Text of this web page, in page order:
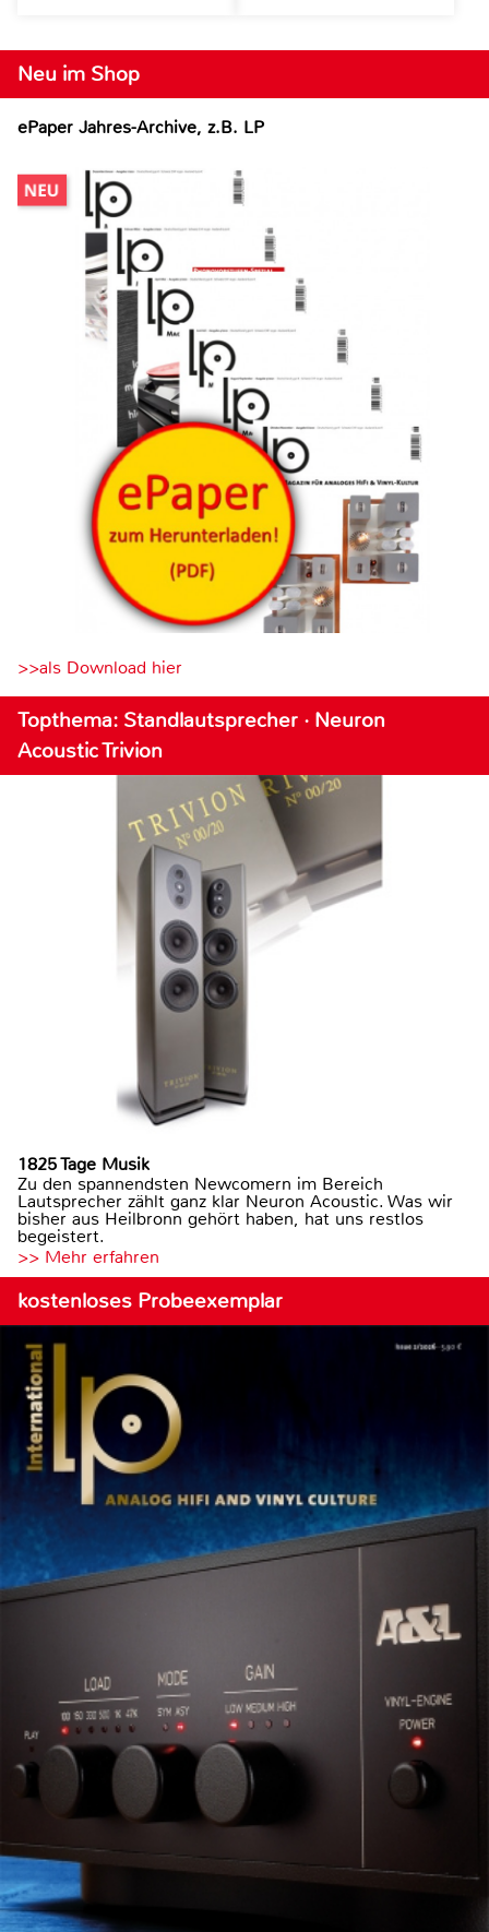
Neu im Shop
ePaper Jahres-Archive, z.B. LP
>>als Download hier
Topthema: Standlautsprecher · Neuron
Acoustic Trivion
1825 Tage Musik
Zu den spannendsten Newcomern im Bereich
Lautsprecher zählt ganz klar Neuron Acoustic. Was wir
bisher aus Heilbronn gehört haben, hat uns restlos
begeistert.
>> Mehr erfahren
kostenloses Probeexemplar